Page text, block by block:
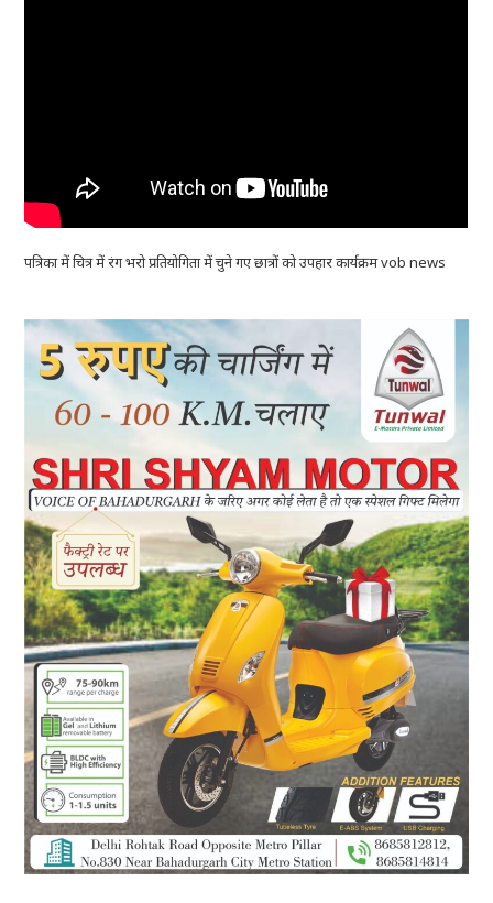
पत्रिका में चित्र में रंग भरो प्रतियोगिता में चुने गए छात्रों को उपहार कार्यक्रम vob news